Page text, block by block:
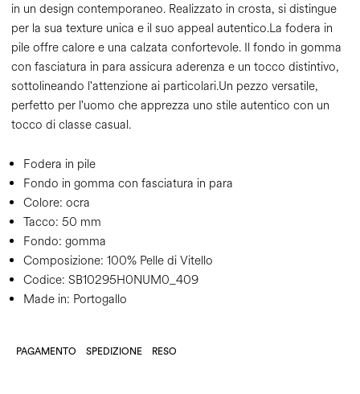
in un design contemporaneo. Realizzato in crosta, si distingue
per la sua texture unica e il suo appeal autentico.La fodera in
pile offre calore e una calzata confortevole. Il fondo in gomma
con fasciatura in para assicura aderenza e un tocco distintivo,
sottolineando l'attenzione ai particolari.Un pezzo versatile,
perfetto per l'uomo che apprezza uno stile autentico con un
tocco di classe casual.
Fodera in pile
Fondo in gomma con fasciatura in para
Colore: ocra
Tacco: 50 mm
Fondo: gomma
Composizione: 100% Pelle di Vitello
Codice: SB10295H0NUM0_409
Made in: Portogallo
PAGAMENTO SPEDIZIONE RESO